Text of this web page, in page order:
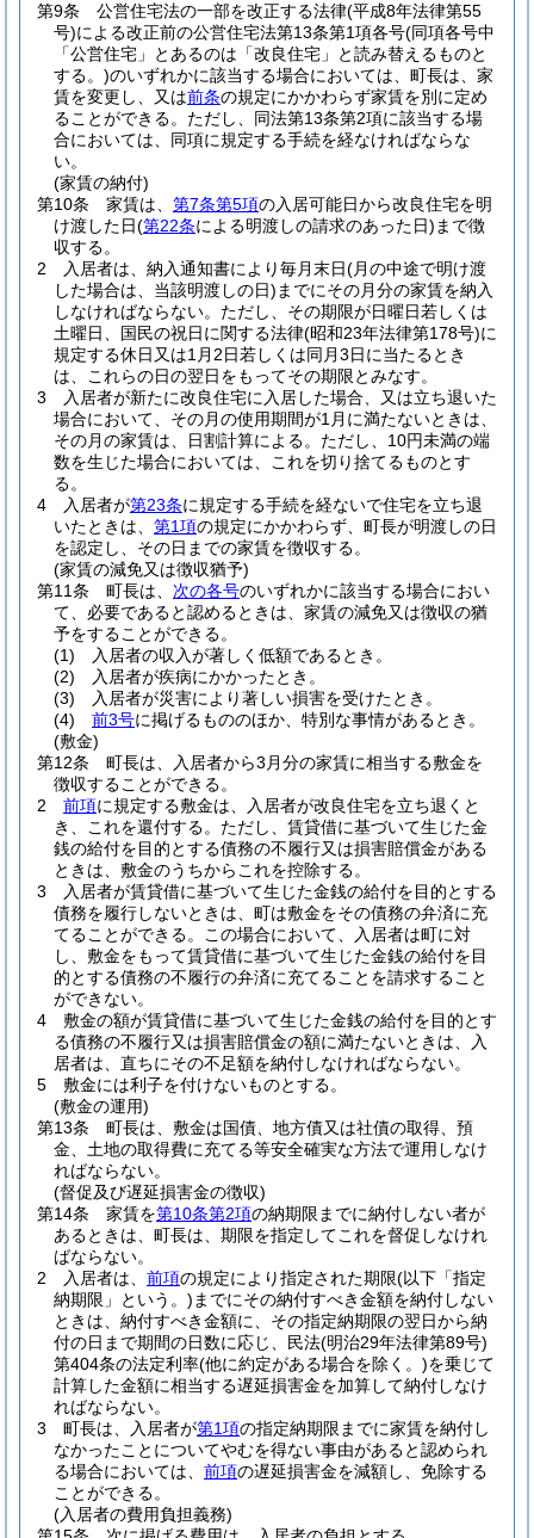
第9条
公営住宅法の一部を改正する法律(平成8年法律第55
号)による改正前の公営住宅法第13条第1項各号(同項各号中
「公営住宅」とあるのは「改良住宅」と読み替えるものと
する。)のいずれかに該当する場合においては、町長は、家
賃を変更し、又は前条の規定にかかわらず家賃を別に定め
ることができる。 ただし、同法第13条第2項に該当する場
合においては、同項に規定する手続を経なければならな
い。
(家賃の納付)
第10条
家賃は、 第7条第5項の入居可能日から改良住宅を明
け渡した日(第22条による明渡しの請求のあった日) まで徴
収する。
2
入居者は、納入通知書により毎月末日(月の中途で明け渡
した場合は、当該明渡しの日) までにその月分の家賃を納入
しなければならない。 ただし、その期限が日曜日若しくは
土曜日、国民の祝日に関する法律(昭和23年法律第178号)に
規定する休日又は1月2日若しくは同月3日に当たるとき
は、これらの日の翌日をもってその期限とみなす。
3
入居者が新たに改良住宅に入居した場合、又は立ち退いた
場合において、その月の使用期間が1月に満たないときは、
その月の家賃は、日割計算による。 ただし、10円未満の端
数を生じた場合においては、これを切り捨てるものとす
る。
4
入居者が第23条に規定する手続を経ないで住宅を立ち退
いたときは、 第1項の規定にかかわらず、町長が明渡しの日
を認定し、その日までの家賃を徴収する。
(家賃の減免又は徴収猶予)
第11条
町長は、 次の各号のいずれかに該当する場合におい
て、必要であると認めるときは、家賃の減免又は徴収の猶
予をすることができる。
(1)
入居者の収入が著しく低額であるとき。
(2)
入居者が疾病にかかったとき。
(3)
入居者が災害により著しい損害を受けたとき。
(4)
前3号に掲げるもののほか、特別な事情があるとき。
(敷金)
第12条
町長は、入居者から3月分の家賃に相当する敷金を
徴収することができる。
2
前項に規定する敷金は、入居者が改良住宅を立ち退くと
き、これを還付する。 ただし、賃貸借に基づいて生じた金
銭の給付を目的とする債務の不履行又は損害賠償金がある
ときは、敷金のうちからこれを控除する。
3
入居者が賃貸借に基づいて生じた金銭の給付を目的とする
債務を履行しないときは、町は敷金をその債務の弁済に充
てることができる。
この場合において、入居者は町に対
し、敷金をもって賃貸借に基づいて生じた金銭の給付を目
的とする債務の不履行の弁済に充てることを請求すること
ができない。
4
敷金の額が賃貸借に基づいて生じた金銭の給付を目的とす
る債務の不履行又は損害賠償金の額に満たないときは、入
居者は、直ちにその不足額を納付しなければならない。
5
敷金には利子を付けないものとする。
(敷金の運用)
第13条
町長は、敷金は国債、地方債又は社債の取得、預
金、土地の取得費に充てる等安全確実な方法で運用しなけ
ればならない。
(督促及び遅延損害金の徴収)
第14条
家賃を第10条第2項の納期限までに納付しない者が
あるときは、町長は、期限を指定してこれを督促しなけれ
ばならない。
2
入居者は、 前項の規定により指定された期限(以下「指定
納期限」という。) までにその納付すべき金額を納付しない
ときは、納付すべき金額に、その指定納期限の翌日から納
付の日まで期間の日数に応じ、民法(明治29年法律第89号)
第404条の法定利率(他に約定がある場合を除く。)を乗じて
計算した金額に相当する遅延損害金を加算して納付しなけ
ればならない。
3
町長は、入居者が第1項の指定納期限までに家賃を納付し
なかったことについてやむを得ない事由があると認められ
る場合においては、 前項の遅延損害金を減額し、免除する
ことができる。
(入居者の費用負担義務)